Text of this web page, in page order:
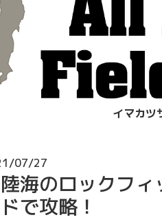
イマカツ
07/27
海のロックフ
で攻略！